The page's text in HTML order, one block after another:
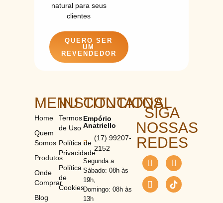
natural para seus
clientes
QUERO SER
UM
REVENDEDOR
MENU
Home
Quem
Somos
Produtos
Onde
Comprar
Blog
INSTITUCIONAL
Termos
de Uso
Política de
Privacidade
Política
de
Cookies
CONTATOS
Empório
Anatriello
(17) 99207-
2152
Segunda a
Sábado: 08h às
19h,
Domingo: 08h às
13h
SIGA
NOSSAS
REDES